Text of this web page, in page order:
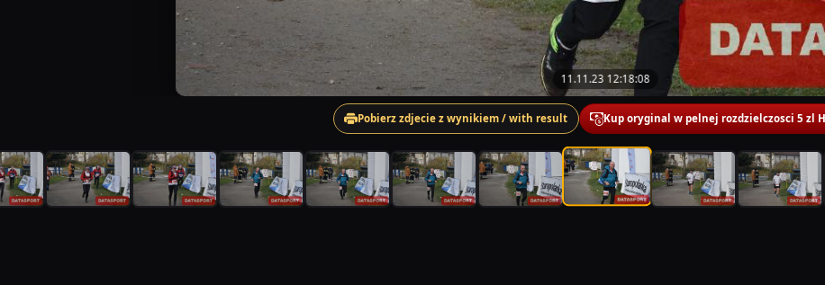
11.11.23 12:18:08
Pobierz zdjecie z wynikiem / with result Kup oryginal w pelnej rozdzielczosci 5 zl